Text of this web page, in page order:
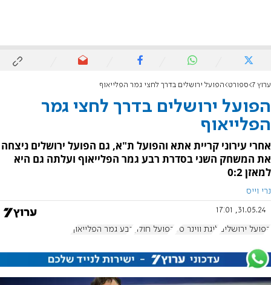
ערוץ 7 ספורט הפועל ירושלים בדרך לחצי גמר הפלייאוף
הפועל ירושלים בדרך לחצי גמר
הפלייאוף
אחרי עירוני קריית אתא והפועל ת"א, גם הפועל ירושלים ניצחה
את המשחק השני בסדרת רבע גמר הפלייאוף ועלתה גם היא
למאזן 0:2
נרי וייס
31.05.24, 17:01
הפועל ירושלים ליגת ווינר סל הפועל חולון רבע גמר הפלייאוף